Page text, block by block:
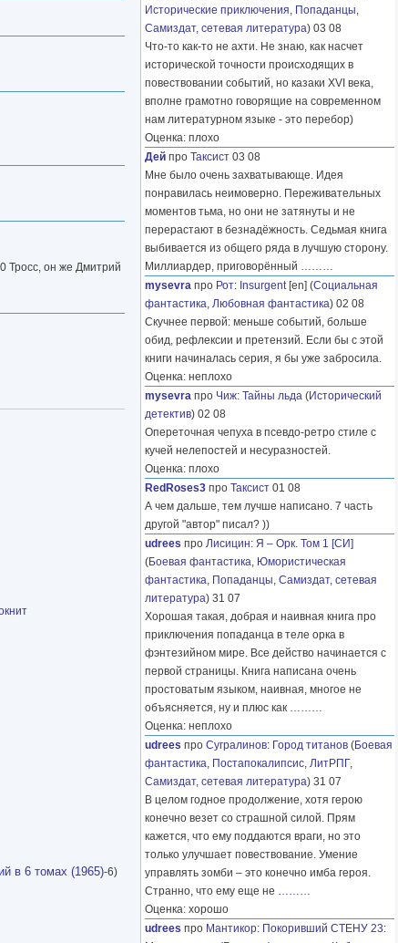
Тросс, он же Дмитрий
в 6 томах (1965)-6)
Исторические приключения, Попаданцы,
Самиздат, сетевая литература) 03 08
Что-то как-то не ахти. Не знаю, как насчет
исторической точности происходящих в
повествовании событий, но казаки XVI века,
вполне грамотно говорящие на современном
нам литературном языке - это перебор)
Оценка: плохо
Дей про Таксист 03 08
Мне было очень захватывающе. Идея
понравилась неимоверно. Переживательных
моментов тьма, но они не затянуты и не
перерастают в безнадёжность. Седьмая книга
выбивается из общего ряда в лучшую сторону.
Миллиардер, приговорённый ………
mysevra про Рот: Insurgent[en] (Социальная
фантастика, Любовная фантастика) 02 08
Скучнее первой: меньше событий, больше
обид, рефлексии и претензий. Если бы с этой
книги начиналась серия, я бы уже забросила.
Оценка: неплохо
mysevra про Чиж: Тайны льда (Исторический
детектив) 02 08
Опереточная чепуха в псевдо-ретро стиле с
кучей нелепостей и несуразностей.
Оценка: плохо
RedRoses3 про Таксист 01 08
А чем дальше, тем лучше написано. 7 часть
другой "автор" писал? ))
udrees про Лисицин: Я – Орк. Том 1 [СИ]
(Боевая фантастика, Юмористическая
фантастика, Попаданцы, Самиздат, сетевая
литература) 31 07
Хорошая такая, добрая и наивная книга про
приключения попаданца в теле орка в
фэнтезийном мире. Все действо начинается с
первой страницы. Книга написана очень
простоватым языком, наивная, многое не
объясняется, ну и плюс как ………
Оценка: неплохо
udrees про Сугралинов: Город титанов (Боевая
фантастика, Постапокалипсис, ЛитРПГ,
Самиздат, сетевая литература) 31 07
В целом годное продолжение, хотя герою
конечно везет со страшной силой. Прям
кажется, что ему поддаются враги, но это
только улучшает повествование. Умение
управлять зомби – это конечно имба героя.
Странно, что ему еще не ………
Оценка: хорошо
udrees про Мантикор: Покоривший СТЕНУ 23: